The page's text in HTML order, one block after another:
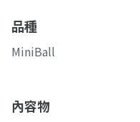
品種
MiniBall
內容物